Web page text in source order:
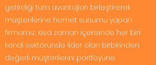
getirdiği tüm avantajları birleştirerek
müşterilerine hizmet sunumu yapan
firmamız, Kısa zaman içerisinde her biri
kendi sektöründe lider olan birbirinden
değerli müşterilerini portföyüne